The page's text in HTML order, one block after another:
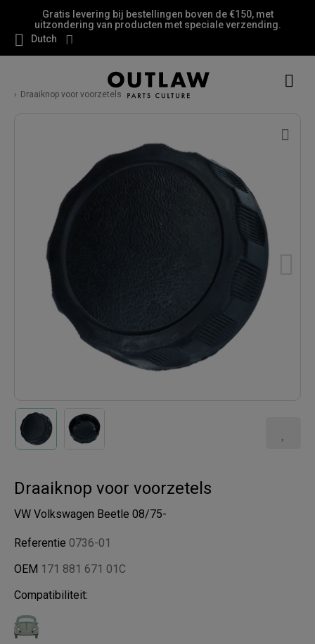
Gratis levering bij bestellingen boven de €150, met
uitzondering van producten met speciale verzending.
Dutch
Draaiknop voor voorzetels
Draaiknop voor voorzetels
VW Volkswagen Beetle 08/75-
Referentie 0736-01
OEM 171 881 671 01C
Compatibiliteit: